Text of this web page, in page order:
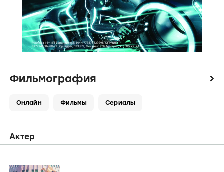
Фильмография icon
Онлайн Фильмы Сериалы
Актер